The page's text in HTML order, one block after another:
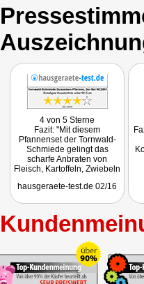
4 von 5 Sterne
Fazit: "Mit diesem
Pfannenset der Tornwald-
Schmiede gelingt das
scharfe Anbraten von
Fleisch, Kartoffeln, Zwiebeln
Herdarten. Solche Pfannen
hausgeraete-test.de 02/16